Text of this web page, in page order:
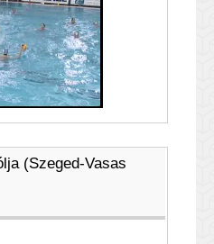
(Szeged-Vasas